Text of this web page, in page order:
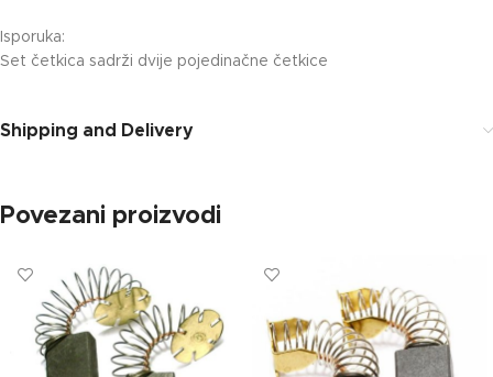
Isporuka:
Set četkica sadrži dvije pojedinačne četkice
Shipping and Delivery
Povezani proizvodi